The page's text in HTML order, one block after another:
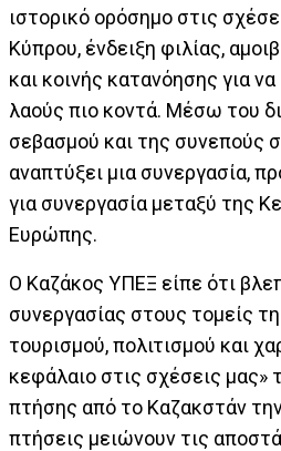
ιστορικό ορόσημο στις
Κύπρου, ένδειξη φιλίας,
και κοινής κατανόησης για
λαούς πιο κοντά. Μέσω του
σεβασμού και της συνεπούς
αναπτύξει μια συνεργασία,
για συνεργασία μεταξύ της
Ευρώπης.
Ο Καζάκος ΥΠΕΞ είπε ότι
συνεργασίας στους τομείς
τουρισμού, πολιτισμού και
κεφάλαιο στις σχέσεις μας»
πτήσης από το Καζακστάν
πτήσεις μειώνουν τις